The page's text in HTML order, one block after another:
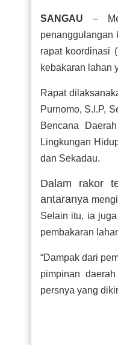
SANGAU –
penanggulangan
rapat koordinasi
kebakaran lahan
Rapat
Purnomo, S.I.P,
Bencana
Lingkungan
dan Sekadau.
Dalam rakor
antaranya
Selain itu, ia
pembakaran
“Dampak dari
pimpinan
persnya yang